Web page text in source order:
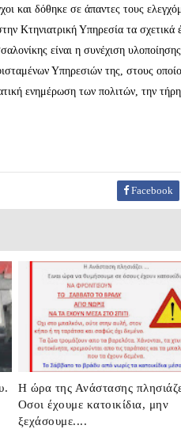
και δόθηκε σε άπαντες τους
Κτηνιατρική Υπηρεσία τα
είναι η συνέχιση
Υπηρεσιών της, στους
ενημέρωση των πολιτών, την
Facebook
Η ώρα της Ανάστασης
Οσοι έχουμε κατοικίδια, μην
ξεχάσουμε....